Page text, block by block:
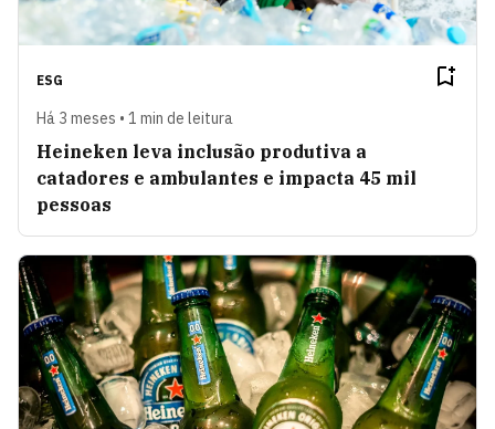
ESG
Há 3 meses • 1 min de leitura
Heineken leva inclusão produtiva a
catadores e ambulantes e impacta 45 mil
pessoas